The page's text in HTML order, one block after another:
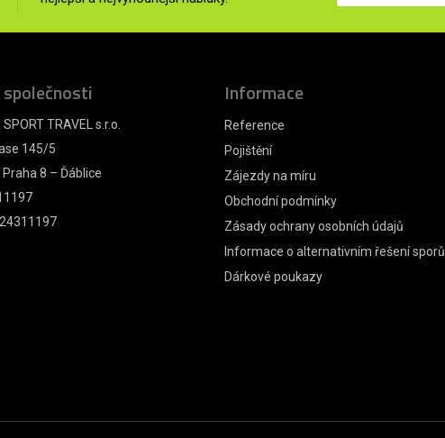
SPORT TRAVEL s.r.o.
145/5
Praha 8 – Ďáblice
Informace
Reference
Pojištění
Zájezdy na míru
Obchodní podmínky
Zásady ochrany osobních údajů
Informace o alternativním řešení sporů
Dárkové poukazy